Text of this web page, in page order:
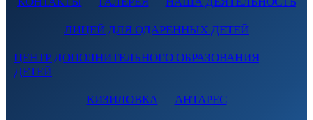
ЛИЦЕЙ ДЛЯ ОДАРЕННЫХ ДЕТЕЙ
ЦЕНТР ДОПОЛНИТЕЛЬНОГО ОБРАЗОВАНИЯ
ДЕТЕЙ
КИЗИЛОВКА АНТАРЕС